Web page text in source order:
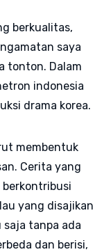
berkualitas,
saya
tonton. Dalam
indonesia
drama korea.
membentuk
Cerita yang
berkontribusi
yang disajikan
tanpa ada
dan berisi,